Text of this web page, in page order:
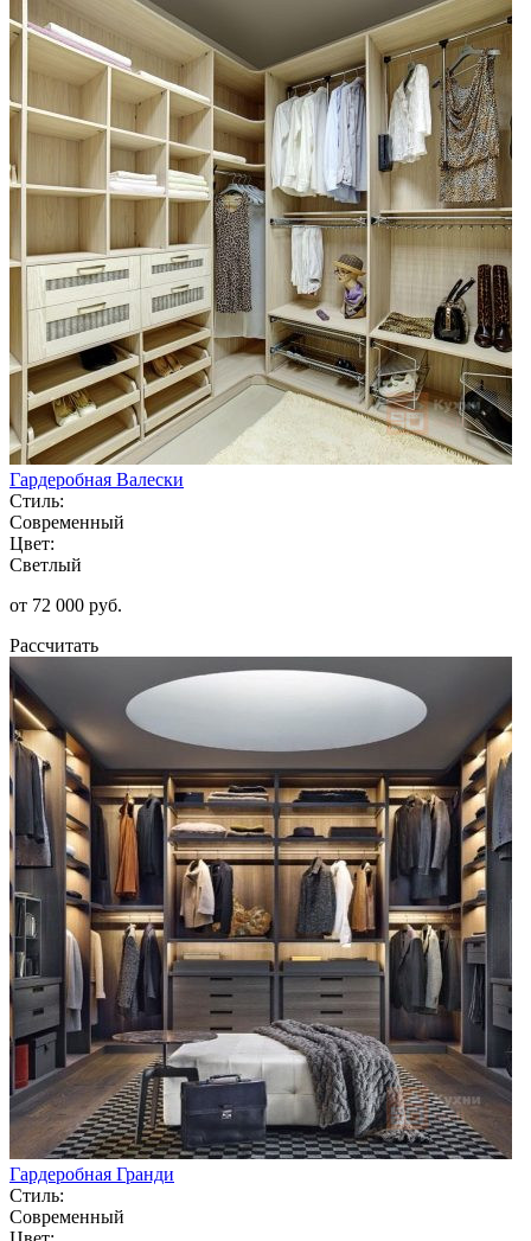
Гардеробная Валески
Стиль:
Современный
Цвет:
Светлый
от 72 000 руб.
Рассчитать
Гардеробная Гранди
Стиль:
Современный